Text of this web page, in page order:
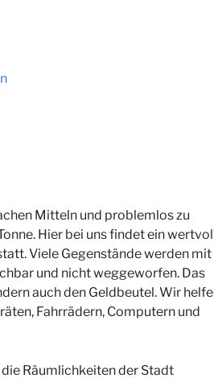
Mitteln und problemlos zu
Hier bei uns findet ein
Viele Gegenstände werden mit
und nicht weggeworfen. Das
auch den Geldbeutel. Wir
Fahrrädern, Computern und
Räumlichkeiten der Stadt